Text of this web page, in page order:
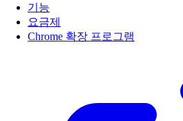
기능
요금제
Chrome 확장 프로그램